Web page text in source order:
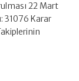
22 Mart
31076 Karar